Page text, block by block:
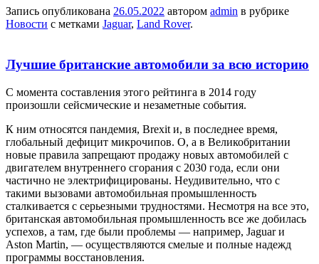
Запись опубликована 26.05.2022 автором admin в рубрике
Новости с метками Jaguar, Land Rover.
Лучшие британские автомобили за всю историю
С момента составления этого рейтинга в 2014 году
произошли сейсмические и незаметные события.
К ним относятся пандемия, Brexit и, в последнее время,
глобальный дефицит микрочипов. О, а в Великобритании
новые правила запрещают продажу новых автомобилей с
двигателем внутреннего сгорания с 2030 года, если они
частично не электрифицированы. Неудивительно, что с
такими вызовами автомобильная промышленность
сталкивается с серьезными трудностями. Несмотря на все это,
британская автомобильная промышленность все же добилась
успехов, а там, где были проблемы — например, Jaguar и
Aston Martin, — осуществляются смелые и полные надежд
программы восстановления.